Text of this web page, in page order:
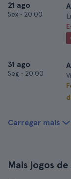
21 ago
Sex • 20:00
31 ago
Seg • 20:00
Carregar mais
Mais jogos